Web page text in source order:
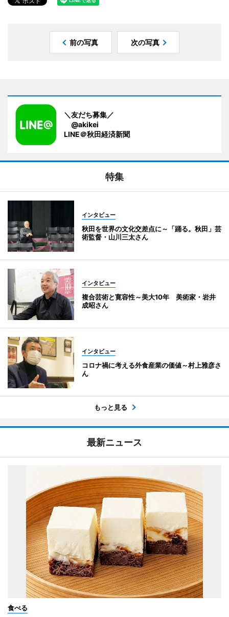
前の写真 次の写真
＼友だち募集／
@akikei
LINE＠秋田経済新聞
特集
インタビュー
秋田を世界の文化交差点に～「踊る。秋田」芸
術監督・山川三太さん
インタビュー
複合芸術と寛容性～美大10年 美術家・岩井
成昭さん
インタビュー
コロナ禍に考える外食産業の価値～村上雅彦さ
ん
もっと見る
最新ニュース
食べる